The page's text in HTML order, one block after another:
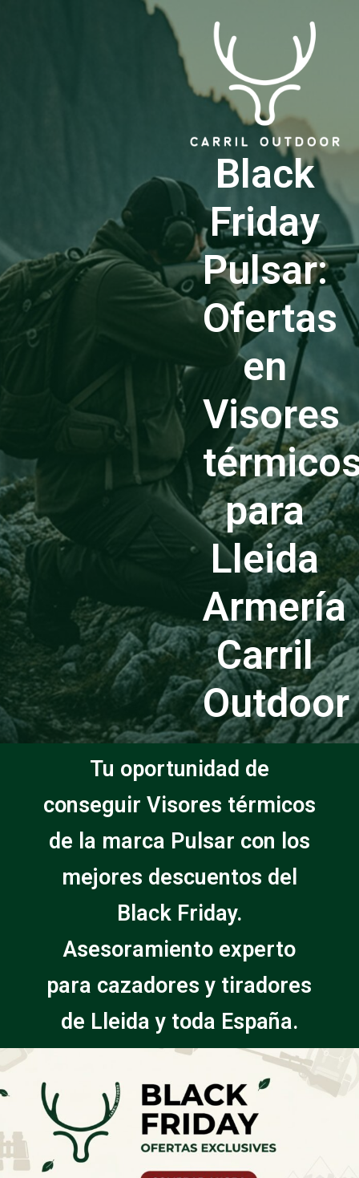
Black
Friday
Pulsar:
Ofertas
en
Visores
para
Lleida
Armería
Carril
Outdoor
Tu oportunidad de
conseguir Visores térmicos
de la marca Pulsar con los
mejores descuentos del
Black Friday.
Asesoramiento experto
para cazadores y tiradores
de Lleida y toda España.